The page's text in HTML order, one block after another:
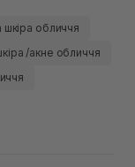
шкіра обличчя
/акне обличчя